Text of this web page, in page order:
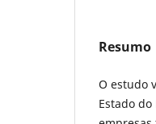
Resumo
O estudo
Estado